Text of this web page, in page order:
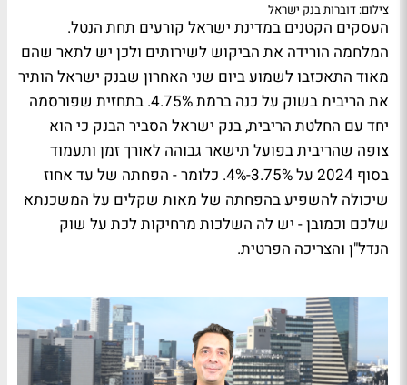
צילום: דוברות בנק ישראל
העסקים הקטנים במדינת ישראל קורעים תחת הנטל.
המלחמה הורידה את הביקוש לשירותים ולכן יש לתאר שהם
מאוד התאכזבו לשמוע ביום שני האחרון שבנק ישראל הותיר
את הריבית בשוק על כנה ברמת 4.75%. בתחזית שפורסמה
יחד עם החלטת הריבית, בנק ישראל הסביר הבנק כי הוא
צופה שהריבית בפועל תישאר גבוהה לאורך זמן ותעמוד
בסוף 2024 על 3.75%-4%. כלומר - הפחתה של עד אחוז
שיכולה להשפיע בהפחתה של מאות שקלים על המשכנתא
שלכם וכמובן - יש לה השלכות מרחיקות לכת על שוק
הנדל"ן והצריכה הפרטית.